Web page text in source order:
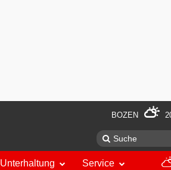
BOZEN
Unterhaltung Service